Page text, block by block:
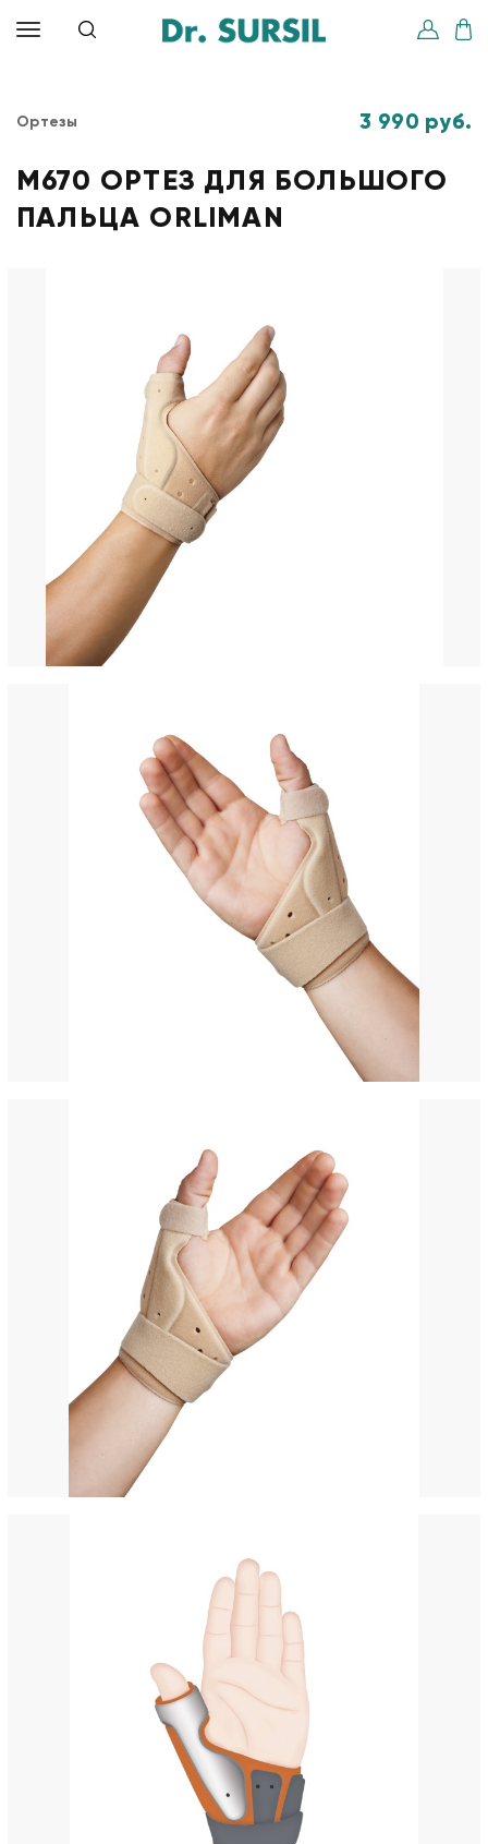
Ортезы 3 990 руб.
M670 ОРТЕЗ ДЛЯ БОЛЬШОГО
ПАЛЬЦА ORLIMAN